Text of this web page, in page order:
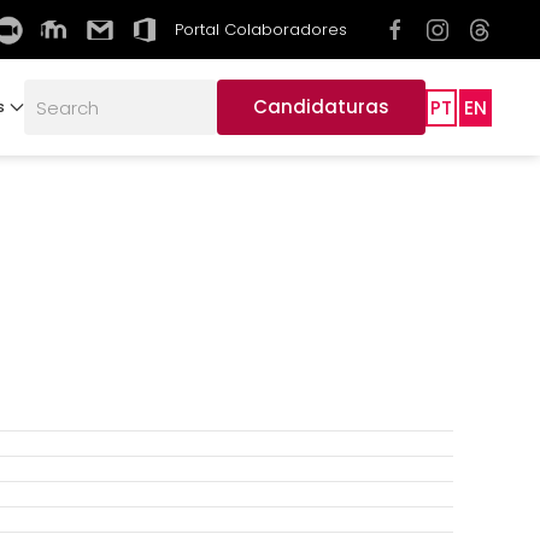
Portal Colaboradores
Candidaturas PT EN